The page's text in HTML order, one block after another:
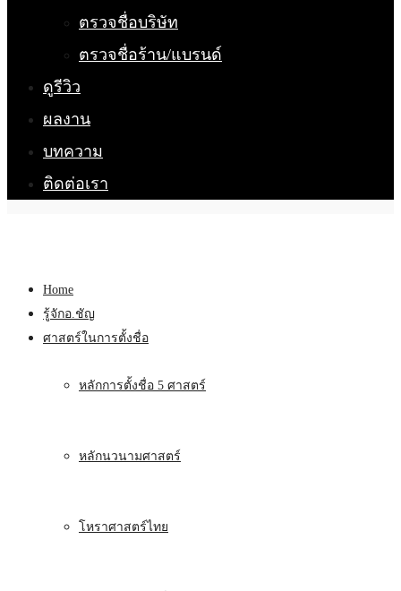
ตรวจชื่อบริษัท
ตรวจชื่อร้าน/แบรนด์
ดูรีวิว
ผลงาน
บทความ
ติดต่อเรา
Home
รู้จักอ.ชัญ
ศาสตร์ในการตั้งชื่อ
หลักการตั้งชื่อ 5 ศาสตร์
หลักนวนามศาสตร์
โหราศาสตร์ไทย